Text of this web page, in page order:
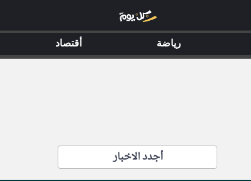
أجدد الاخبار
رياضة أقتصاد